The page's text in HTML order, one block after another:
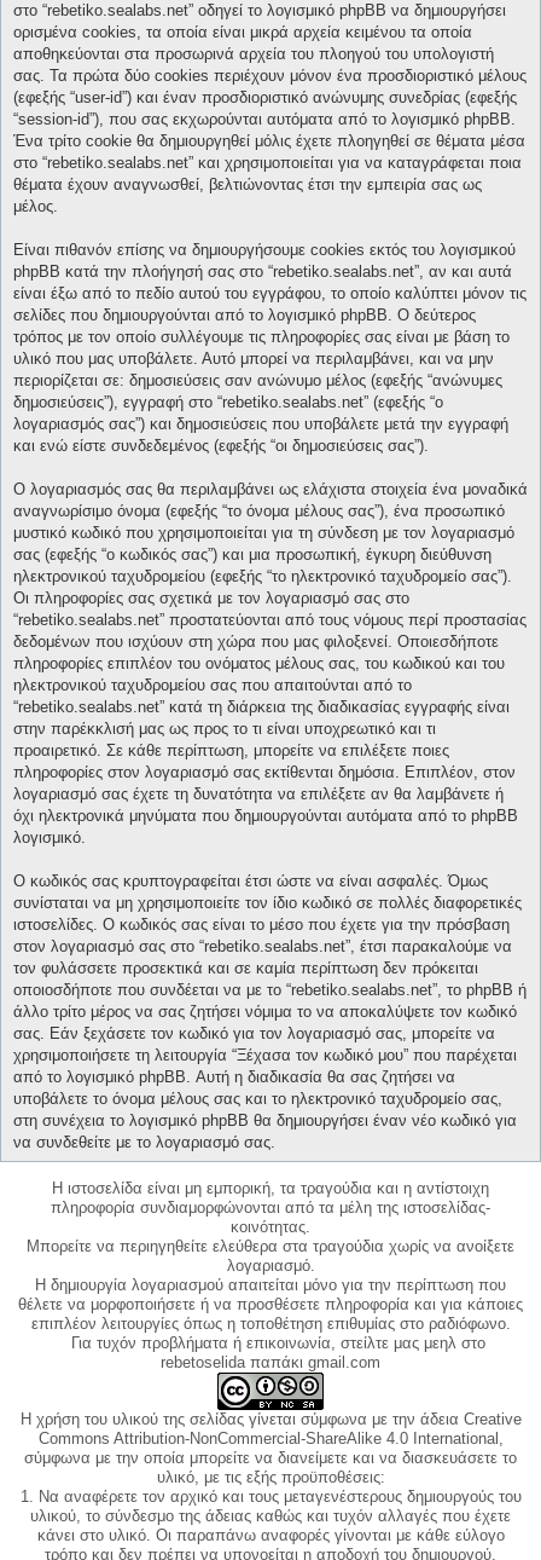
στο “rebetiko.sealabs.net” οδηγεί το λογισμικό phpBB να δημιουργήσει
ορισμένα cookies, τα οποία είναι μικρά αρχεία κειμένου τα οποία
αποθηκεύονται στα προσωρινά αρχεία του πλοηγού του υπολογιστή
σας. Τα πρώτα δύο cookies περιέχουν μόνον ένα προσδιοριστικό μέλους
(εφεξής “user-id”) και έναν προσδιοριστικό ανώνυμης συνεδρίας (εφεξής
“session-id”), που σας εκχωρούνται αυτόματα από το λογισμικό phpBB.
Ένα τρίτο cookie θα δημιουργηθεί μόλις έχετε πλοηγηθεί σε θέματα μέσα
στο “rebetiko.sealabs.net” και χρησιμοποιείται για να καταγράφεται ποια
θέματα έχουν αναγνωσθεί, βελτιώνοντας έτσι την εμπειρία σας ως
μέλος.
Είναι πιθανόν επίσης να δημιουργήσουμε cookies εκτός του λογισμικού
phpBB κατά την πλοήγησή σας στο “rebetiko.sealabs.net”, αν και αυτά
είναι έξω από το πεδίο αυτού του εγγράφου, το οποίο καλύπτει μόνον τις
σελίδες που δημιουργούνται από το λογισμικό phpBB. Ο δεύτερος
τρόπος με τον οποίο συλλέγουμε τις πληροφορίες σας είναι με βάση το
υλικό που μας υποβάλετε. Αυτό μπορεί να περιλαμβάνει, και να μην
περιορίζεται σε: δημοσιεύσεις σαν ανώνυμο μέλος (εφεξής “ανώνυμες
δημοσιεύσεις”), εγγραφή στο “rebetiko.sealabs.net” (εφεξής “ο
λογαριασμός σας”) και δημοσιεύσεις που υποβάλετε μετά την εγγραφή
και ενώ είστε συνδεδεμένος (εφεξής “οι δημοσιεύσεις σας”).
Ο λογαριασμός σας θα περιλαμβάνει ως ελάχιστα στοιχεία ένα μοναδικά
αναγνωρίσιμο όνομα (εφεξής “το όνομα μέλους σας”), ένα προσωπικό
μυστικό κωδικό που χρησιμοποιείται για τη σύνδεση με τον λογαριασμό
σας (εφεξής “ο κωδικός σας”) και μια προσωπική, έγκυρη διεύθυνση
ηλεκτρονικού ταχυδρομείου (εφεξής “το ηλεκτρονικό ταχυδρομείο σας”).
Οι πληροφορίες σας σχετικά με τον λογαριασμό σας στο
“rebetiko.sealabs.net” προστατεύονται από τους νόμους περί προστασίας
δεδομένων που ισχύουν στη χώρα που μας φιλοξενεί. Οποιεσδήποτε
πληροφορίες επιπλέον του ονόματος μέλους σας, του κωδικού και του
ηλεκτρονικού ταχυδρομείου σας που απαιτούνται από το
“rebetiko.sealabs.net” κατά τη διάρκεια της διαδικασίας εγγραφής είναι
στην παρέκκλισή μας ως προς το τι είναι υποχρεωτικό και τι
προαιρετικό. Σε κάθε περίπτωση, μπορείτε να επιλέξετε ποιες
πληροφορίες στον λογαριασμό σας εκτίθενται δημόσια. Επιπλέον, στον
λογαριασμό σας έχετε τη δυνατότητα να επιλέξετε αν θα λαμβάνετε ή
όχι ηλεκτρονικά μηνύματα που δημιουργούνται αυτόματα από το phpBB
λογισμικό.
Ο κωδικός σας κρυπτογραφείται έτσι ώστε να είναι ασφαλές. Όμως
συνίσταται να μη χρησιμοποιείτε τον ίδιο κωδικό σε πολλές διαφορετικές
ιστοσελίδες. Ο κωδικός σας είναι το μέσο που έχετε για την πρόσβαση
στον λογαριασμό σας στο “rebetiko.sealabs.net”, έτσι παρακαλούμε να
τον φυλάσσετε προσεκτικά και σε καμία περίπτωση δεν πρόκειται
οποιοσδήποτε που συνδέεται να με το “rebetiko.sealabs.net”, το phpBB ή
άλλο τρίτο μέρος να σας ζητήσει νόμιμα το να αποκαλύψετε τον κωδικό
σας. Εάν ξεχάσετε τον κωδικό για τον λογαριασμό σας, μπορείτε να
χρησιμοποιήσετε τη λειτουργία “Ξέχασα τον κωδικό μου” που παρέχεται
από το λογισμικό phpBB. Αυτή η διαδικασία θα σας ζητήσει να
υποβάλετε το όνομα μέλους σας και το ηλεκτρονικό ταχυδρομείο σας,
στη συνέχεια το λογισμικό phpBB θα δημιουργήσει έναν νέο κωδικό για
να συνδεθείτε με το λογαριασμό σας.
Η ιστοσελίδα είναι μη εμπορική, τα τραγούδια και η αντίστοιχη
πληροφορία συνδιαμορφώνονται από τα μέλη της ιστοσελίδας-
κοινότητας.
Μπορείτε να περιηγηθείτε ελεύθερα στα τραγούδια χωρίς να ανοίξετε
λογαριασμό.
Η δημιουργία λογαριασμού απαιτείται μόνο για την περίπτωση που
θέλετε να μορφοποιήσετε ή να προσθέσετε πληροφορία και για κάποιες
επιπλέον λειτουργίες όπως η τοποθέτηση επιθυμίας στο ραδιόφωνο.
Για τυχόν προβλήματα ή επικοινωνία, στείλτε μας μεηλ στο
rebetoselida παπάκι gmail.com
Η χρήση του υλικού της σελίδας γίνεται σύμφωνα με την άδεια Creative
Commons Attribution-NonCommercial-ShareAlike 4.0 International,
σύμφωνα με την οποία μπορείτε να διανείμετε και να διασκευάσετε το
υλικό, με τις εξής προϋποθέσεις:
1. Να αναφέρετε τον αρχικό και τους μεταγενέστερους δημιουργούς του
υλικού, το σύνδεσμο της άδειας καθώς και τυχόν αλλαγές που έχετε
κάνει στο υλικό. Οι παραπάνω αναφορές γίνονται με κάθε εύλογο
τρόπο και δεν πρέπει να υπονοείται η αποδοχή του δημιουργού.